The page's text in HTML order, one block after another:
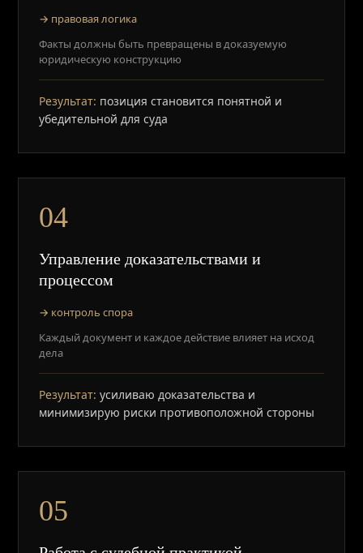
→ правовая логика
Факты должны быть превращены в доказуемую
юридическую конструкцию
Результат: позиция становится понятной и
убедительной для суда
04
Управление доказательствами и
процессом
→ контроль спора
Каждый документ и каждое действие влияет на исход
дела
Результат: усиливаю доказательства и
минимизирую риски противоположной стороны
05